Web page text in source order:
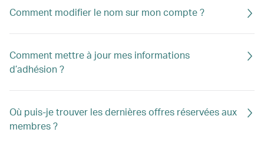
Comment modifier le nom sur mon compte ?
Comment mettre à jour mes informations
d’adhésion ?
Où puis-je trouver les dernières offres réservées aux
membres ?